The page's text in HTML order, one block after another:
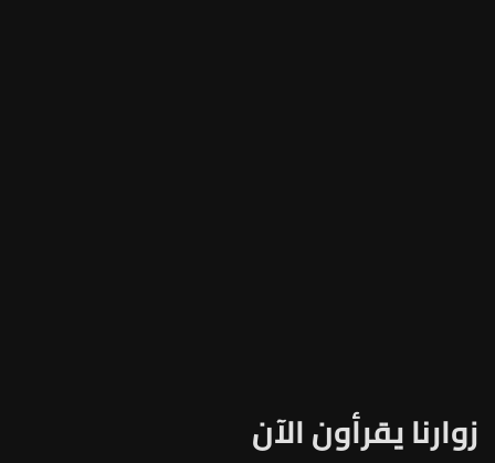
زوارنا يقرأون الآن